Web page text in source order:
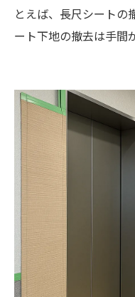
とえば、長尺シートの
ート下地の撤去は手間